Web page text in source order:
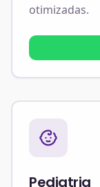
otimizadas.
Pediatria